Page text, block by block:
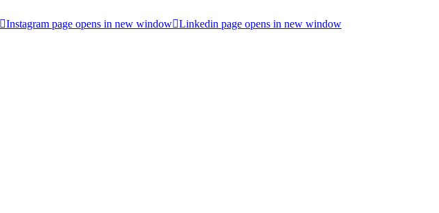
Instagram page opens in new window Linkedin page opens in new window